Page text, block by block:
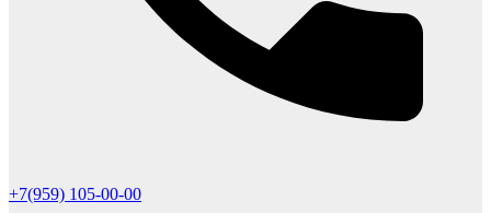
+7(959) 105-00-00